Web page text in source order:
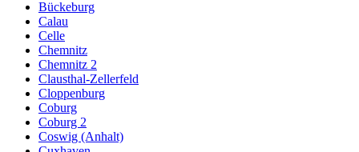
Bückeburg
Calau
Celle
Chemnitz
Chemnitz 2
Clausthal-Zellerfeld
Cloppenburg
Coburg
Coburg 2
Coswig (Anhalt)